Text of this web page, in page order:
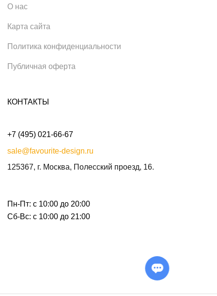
О нас
Карта сайта
Политика конфиденциальности
Публичная оферта
КОНТАКТЫ
+7 (495) 021-66-67
sale@favourite-design.ru
125367, г. Москва, Полесский проезд, 16.
Пн-Пт: с 10:00 до 20:00
Сб-Вс: с 10:00 до 21:00